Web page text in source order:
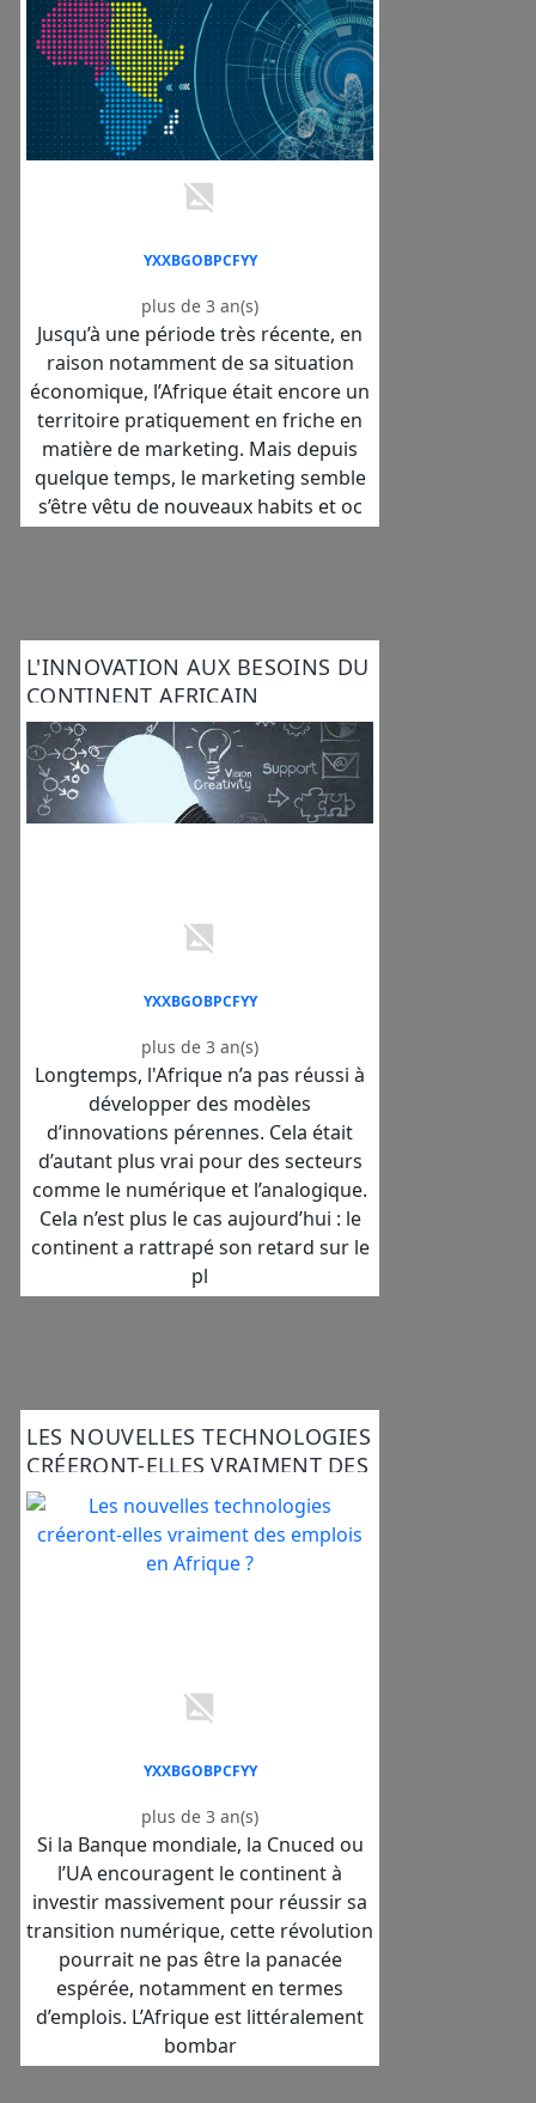
YXXBGOBPCFYY
plus de 3 an(s)
Jusqu’à une période très récente, en
raison notamment de sa situation
économique, l’Afrique était encore un
territoire pratiquement en friche en
matière de marketing. Mais depuis
quelque temps, le marketing semble
s’être vêtu de nouveaux habits et oc
L'INNOVATION AUX BESOINS DU
CONTINENT AFRICAIN
YXXBGOBPCFYY
plus de 3 an(s)
Longtemps, l'Afrique n’a pas réussi à
développer des modèles
d’innovations pérennes. Cela était
d’autant plus vrai pour des secteurs
comme le numérique et l’analogique.
Cela n’est plus le cas aujourd’hui : le
continent a rattrapé son retard sur le
pl
LES NOUVELLES TECHNOLOGIES
CRÉERONT-ELLES VRAIMENT DES
EMPLOIS EN AFRIQUE ?
YXXBGOBPCFYY
plus de 3 an(s)
Si la Banque mondiale, la Cnuced ou
l’UA encouragent le continent à
investir massivement pour réussir sa
transition numérique, cette révolution
pourrait ne pas être la panacée
espérée, notamment en termes
d’emplois. L’Afrique est littéralement
bombar